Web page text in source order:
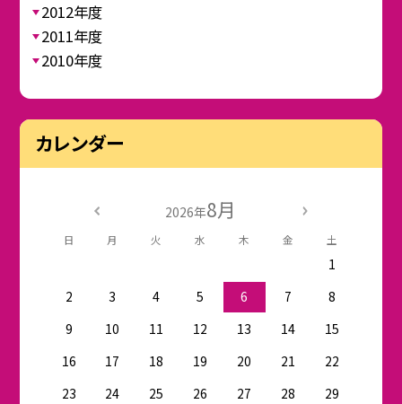
2012年度
2011年度
2010年度
カレンダー
2026年8月
日 月 火 水 木 金 土
1
2
3 4 5 6 7
8
9
10 11 12 13 14
15
16
17 18 19 20 21
22
23
24 25 26 27 28
29